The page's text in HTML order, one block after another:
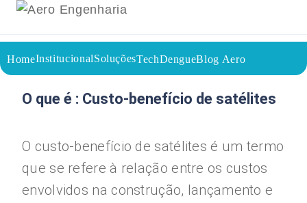
HomeInstitucionalSoluçõesTechDengueBlog Aero
26/07/2023
Voltar a página inicial do blog
O que é : Custo-benefício de satélites
O custo-benefício de satélites é um termo
que se refere à relação entre os custos
envolvidos na construção, lançamento e